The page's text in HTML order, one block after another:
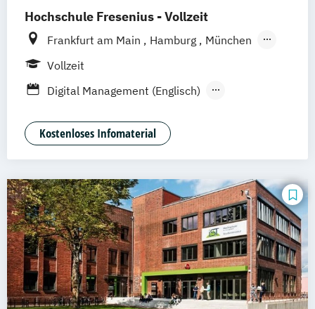
Hochschule Fresenius - Vollzeit
Frankfurt am Main Hamburg
München
Düsseldorf
Braunschweig Erfurt
Vollzeit
Digital Management (Englisch)
Mediendesign & Management
Medienmanagement und Digitales
Kostenloses Infomaterial